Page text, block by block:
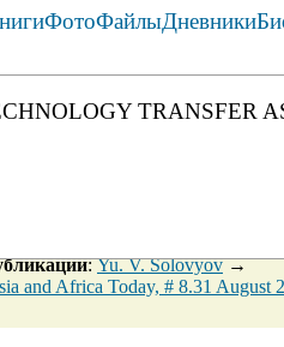
ФотоФайлыДневники
TRANSFER
:Yu. V. Solovyov→
and Africa Today, # 8.31 August